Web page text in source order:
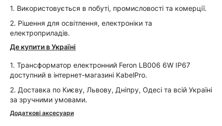
1. Використовується в побуті, промисловості та комерції.
2. Рішення для освітлення, електроніки та
електроприладів.
Де купити в Україні
1. Трансформатор електронний Feron LB006 6W IP67
доступний в інтернет-магазині KabelPro.
2. Доставка по Києву, Львову, Дніпру, Одесі та всій Україні
за зручними умовами.
Додаткові аксесуари